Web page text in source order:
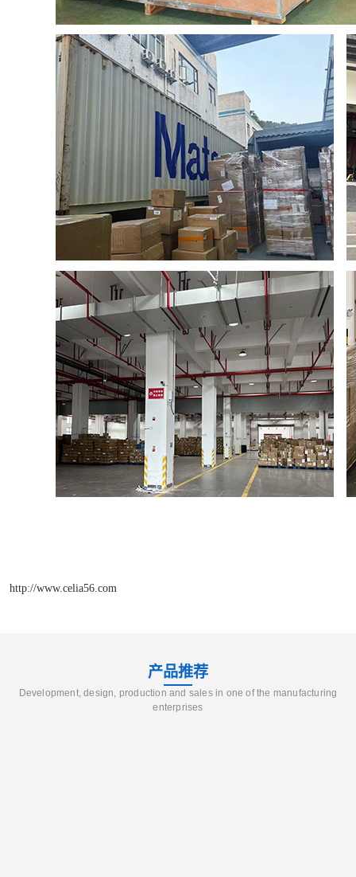
http://www.celia56.com
产品推荐
Development, design, production and sales in one of the manufacturing
enterprises